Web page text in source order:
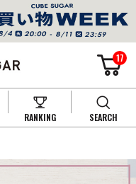
17
RANKING SEARCH